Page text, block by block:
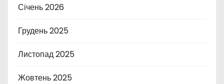
Січень 2026
Грудень 2025
Листопад 2025
Жовтень 2025